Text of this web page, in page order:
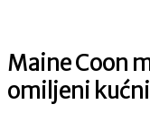
Maine Coon
omiljeni